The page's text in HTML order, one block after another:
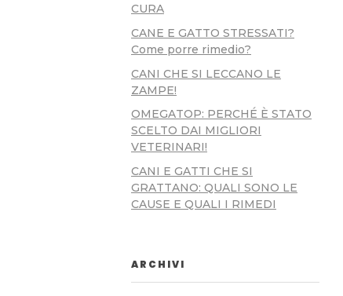
CURA
CANE E GATTO STRESSATI?
Come porre rimedio?
CANI CHE SI LECCANO LE
ZAMPE!
OMEGATOP: PERCHÉ È STATO
SCELTO DAI MIGLIORI
VETERINARI!
CANI E GATTI CHE SI
GRATTANO: QUALI SONO LE
CAUSE E QUALI I RIMEDI
ARCHIVI